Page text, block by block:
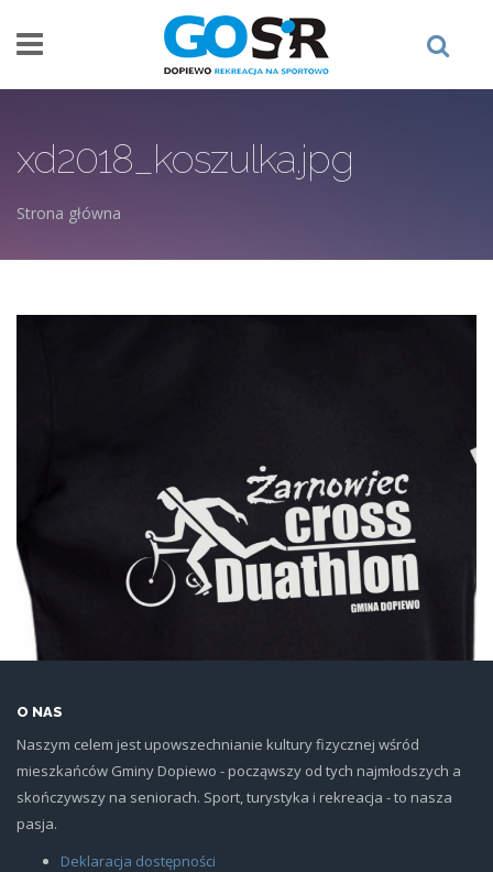
xd2018_koszulka.jpg
Strona główna
O NAS
Naszym celem jest upowszechnianie kultury fizycznej wśród
mieszkańców Gminy Dopiewo - począwszy od tych najmłodszych a
skończywszy na seniorach. Sport, turystyka i rekreacja - to nasza
pasja.
Deklaracja dostępności